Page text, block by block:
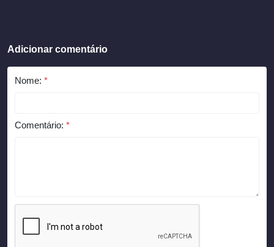
Adicionar comentário
Nome: *
Comentário: *